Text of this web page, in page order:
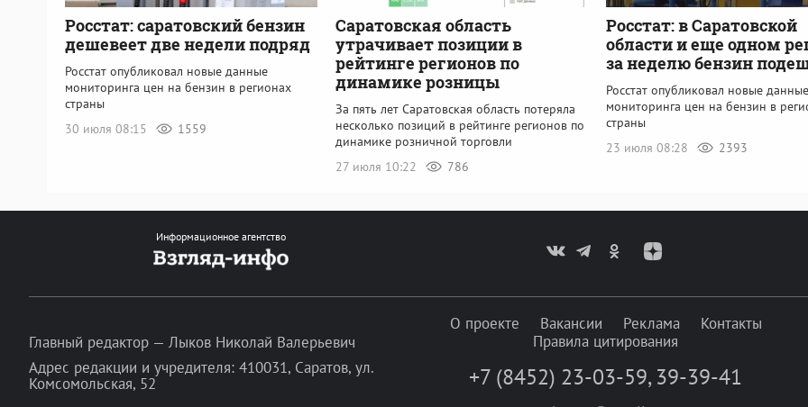
Росстат: саратовский бензин
дешевеет две недели подряд
Росстат опубликовал новые данные
мониторинга цен на бензин в регионах
страны
30 июля 08:15
1559
Саратовская область
утрачивает позиции в
рейтинге регионов по
динамике розницы
За пять лет Саратовская область потеряла
несколько позиций в рейтинге регионов по
динамике розничной торговли
27 июля 10:22
786
Росстат: в Саратовской
области и еще одном
за неделю бензин
Росстат опубликовал новые данные
мониторинга цен на бензин в
страны
23 июля 08:28
2393
Информационное агентство
Главный редактор — Лыков Николай Валерьевич
Адрес редакции и учредителя: 410031, Саратов, ул.
Комсомольская, 52
О проекте Вакансии Реклама
Контакты
Правила цитирования
+7 (8452) 23-03-59, 39-39-41